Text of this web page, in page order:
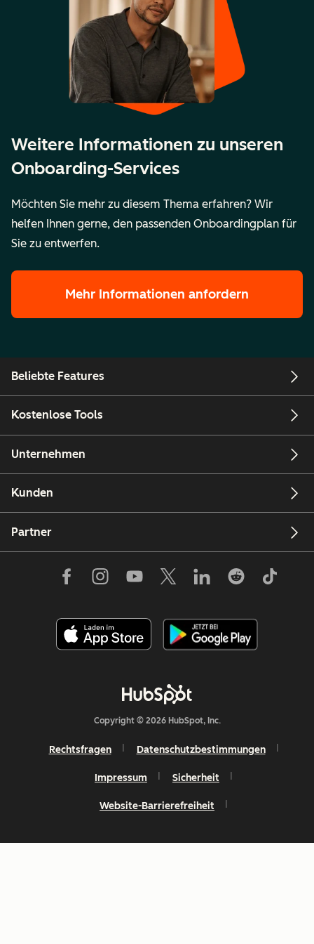
Angaben
Weitere Informationen zu unseren
Onboarding-Services
Möchten Sie mehr zu diesem Thema erfahren? Wir
helfen Ihnen gerne, den passenden Onboardingplan für
Sie zu entwerfen.
Mehr Informationen anfordern
Beliebte Features
Kostenlose Tools
Unternehmen
Kunden
Partner
Copyright © 2026 HubSpot, Inc.
Rechtsfragen Datenschutzbestimmungen
Impressum Sicherheit
Website-Barrierefreiheit